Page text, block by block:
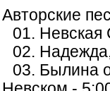
Авторские
01. Невская
02.
03. Былина